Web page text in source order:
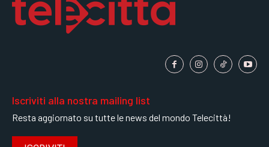
Iscriviti alla nostra mailing list
Resta aggiornato su tutte le news del mondo Telecittà!